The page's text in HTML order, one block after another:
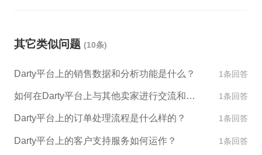
其它类似问题 (10条)
Darty平台上的销售数据和分析功能是什么？ 1条回答
如何在Darty平台上与其他卖家进行交流和合作？ 1条回答
Darty平台上的订单处理流程是什么样的？ 1条回答
Darty平台上的客户支持服务如何运作？ 1条回答